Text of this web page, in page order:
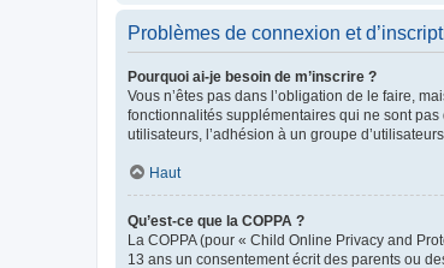
Problèmes de connexion et
Pourquoi ai-je besoin de m’inscrire ?
Vous n’êtes pas dans l’obligation de le faire,
fonctionnalités supplémentaires qui ne sont
utilisateurs, l’adhésion à un groupe
Haut
Qu’est-ce que la COPPA ?
La COPPA (pour « Child Online Privacy and
13 ans un consentement écrit des parents ou